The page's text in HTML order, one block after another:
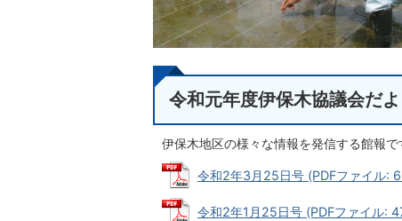
令和元年度伊保木協議会だよ
伊保木地区の様々な情報を発信する館報で
令和2年3月25日号 (PDFファイル:
令和2年1月25日号 (PDFファイル: